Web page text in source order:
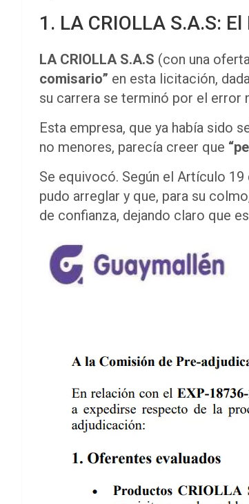
1. LA CRIOLLA S.A.S:
LA CRIOLLA S.A.S (con una
comisario” en esta licitación,
su carrera se terminó por el error
Esta empresa, que ya había sido
no menores, parecía creer que
Se equivocó. Según el Artículo
pudo arreglar y que, para su
de confianza, dejando claro que